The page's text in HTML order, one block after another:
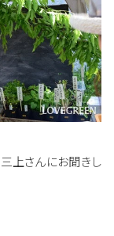
上さんにお聞きし